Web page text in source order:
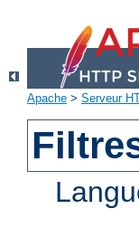
Apache > Serveur